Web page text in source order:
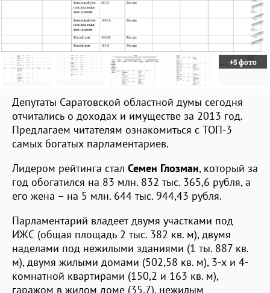
+5 фото
Депутаты Саратовской областной думы сегодня
отчитались о доходах и имуществе за 2013 год.
Предлагаем читателям ознакомиться с ТОП-3
самых богатых парламентариев.
Лидером рейтинга стал Семен Глозман, который за
год обогатился на 83 млн. 832 тыс. 365,6 рубля, а
его жена – на 5 млн. 644 тыс. 944,43 рубля.
Парламентарий владеет двумя участками под
ИЖС (общая площадь 2 тыс. 382 кв. м), двумя
наделами под нежилыми зданиями (1 ты. 887 кв.
м), двумя жилыми домами (502,58 кв. м), 3-х и 4-
комнатной квартирами (150,2 и 163 кв. м),
гаражом в жилом доме (35,7), нежилым